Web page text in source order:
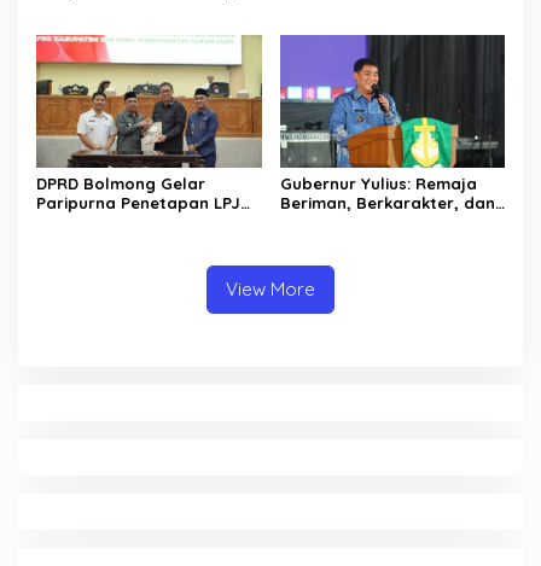
DPRD Bolmong Gelar
Paripurna Penetapan LPJ
Gubernur Yulius: Remaja
Beriman, Berkarakter, dan
View More